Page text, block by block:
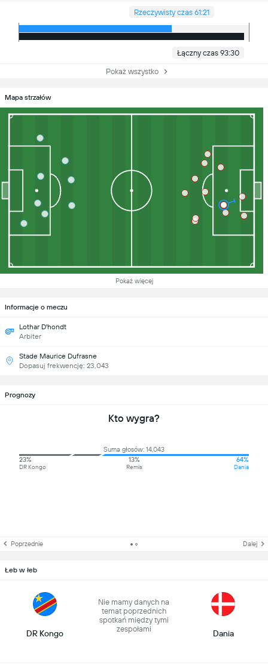
Rzeczywisty czas 61:21
Łączny czas 93:30
Pokaż wszystko
Mapa strzałów
Pokaż więcej
Informacje o meczu
Lothar D'hondt
Arbiter
Stade Maurice Dufrasne
Dopasuj frekwencję: 23,043
Prognozy
Kto wygra?
Suma głosów: 14,043
23%
DR Kongo
13%
Remis
64%
Dania
Poprzednie Dalej
Łeb w łeb
DR Kongo
Nie mamy danych na
temat poprzednich
spotkań między tymi
zespołami
Dania